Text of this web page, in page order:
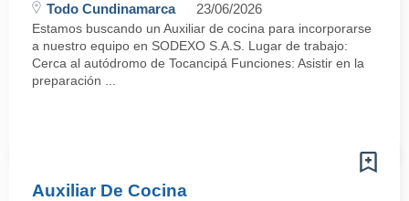
Todo Cundinamarca 23/06/2026
Estamos buscando un Auxiliar de cocina para incorporarse
a nuestro equipo en SODEXO S.A.S. Lugar de trabajo:
Cerca al autódromo de Tocancipá Funciones: Asistir en la
preparación ...
Auxiliar De Cocina